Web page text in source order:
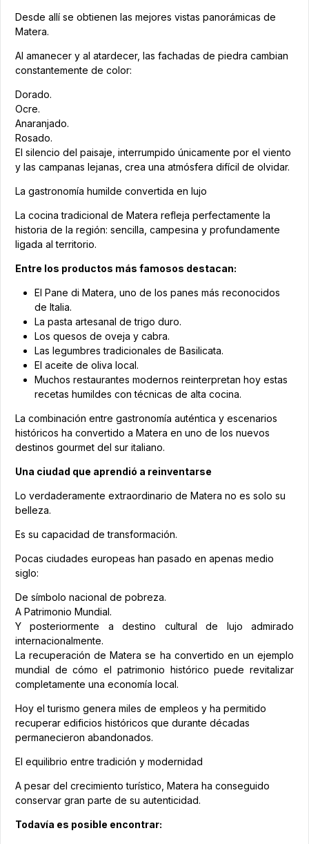
Desde allí se obtienen las mejores vistas panorámicas de
Matera.
Al amanecer y al atardecer, las fachadas de piedra cambian
constantemente de color:
Dorado.
Ocre.
Anaranjado.
Rosado.
El silencio del paisaje, interrumpido únicamente por el viento
y las campanas lejanas, crea una atmósfera difícil de olvidar.
La gastronomía humilde convertida en lujo
La cocina tradicional de Matera refleja perfectamente la
historia de la región: sencilla, campesina y profundamente
ligada al territorio.
Entre los productos más famosos destacan:
El Pane di Matera, uno de los panes más reconocidos
de Italia.
La pasta artesanal de trigo duro.
Los quesos de oveja y cabra.
Las legumbres tradicionales de Basilicata.
El aceite de oliva local.
Muchos restaurantes modernos reinterpretan hoy estas
recetas humildes con técnicas de alta cocina.
La combinación entre gastronomía auténtica y escenarios
históricos ha convertido a Matera en uno de los nuevos
destinos gourmet del sur italiano.
Una ciudad que aprendió a reinventarse
Lo verdaderamente extraordinario de Matera no es solo su
belleza.
Es su capacidad de transformación.
Pocas ciudades europeas han pasado en apenas medio
siglo:
De símbolo nacional de pobreza.
A Patrimonio Mundial.
Y posteriormente a destino cultural de lujo admirado
internacionalmente.
La recuperación de Matera se ha convertido en un ejemplo
mundial de cómo el patrimonio histórico puede revitalizar
completamente una economía local.
Hoy el turismo genera miles de empleos y ha permitido
recuperar edificios históricos que durante décadas
permanecieron abandonados.
El equilibrio entre tradición y modernidad
A pesar del crecimiento turístico, Matera ha conseguido
conservar gran parte de su autenticidad.
Todavía es posible encontrar: